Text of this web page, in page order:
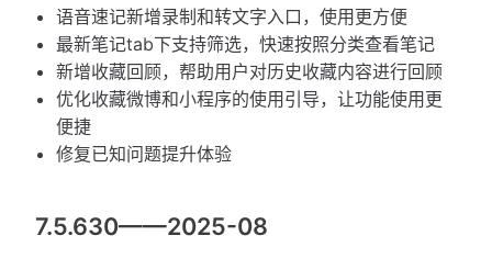
语音速记新增录制和转文字入口，使用更方便
最新笔记tab下支持筛选，快速按照分类查看笔记
新增收藏回顾，帮助用户对历史收藏内容进行回顾
优化收藏微博和小程序的使用引导，让功能使用更
便捷
修复已知问题提升体验
7.5.630——2025-08